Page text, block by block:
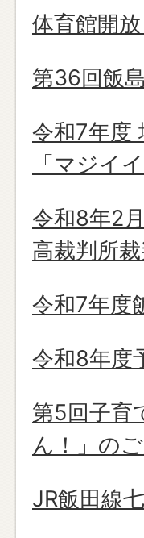
体育館開放
第36回飯
令和7年度
「マジイ
令和8年2
高裁判所
令和7年度
令和8年度
第5回子育
ん！」の
JR飯田線